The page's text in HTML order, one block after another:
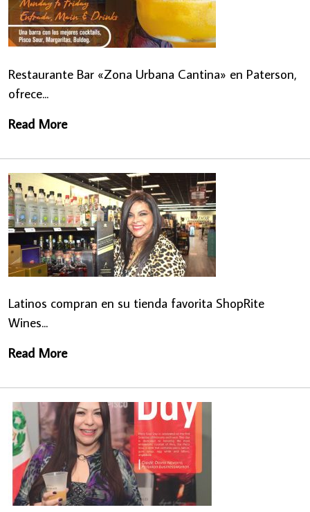
Restaurante Bar «Zona Urbana Cantina» en Paterson,
ofrece...
Read More
Latinos compran en su tienda favorita ShopRite
Wines...
Read More